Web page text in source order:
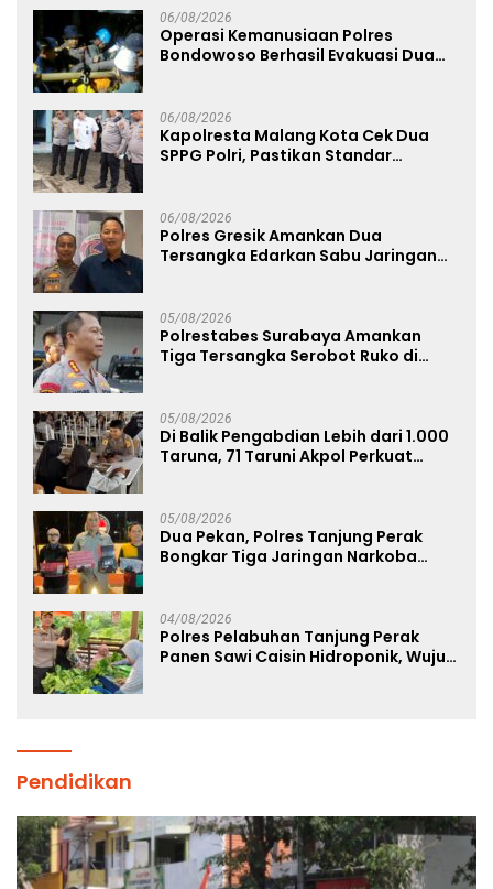
06/08/2026
Operasi Kemanusiaan Polres
Bondowoso Berhasil Evakuasi Dua
06/08/2026
Kapolresta Malang Kota Cek Dua
SPPG Polri, Pastikan Standar
06/08/2026
Polres Gresik Amankan Dua
Tersangka Edarkan Sabu Jaringan
05/08/2026
Polrestabes Surabaya Amankan
Tiga Tersangka Serobot Ruko di
05/08/2026
Di Balik Pengabdian Lebih dari 1.000
Taruna, 71 Taruni Akpol Perkuat
05/08/2026
Dua Pekan, Polres Tanjung Perak
Bongkar Tiga Jaringan Narkoba
04/08/2026
Polres Pelabuhan Tanjung Perak
Panen Sawi Caisin Hidroponik, Wujud
Pendidikan